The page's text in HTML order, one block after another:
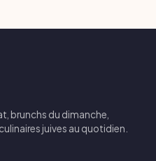
brunchs du dimanche,
juives au quotidien.